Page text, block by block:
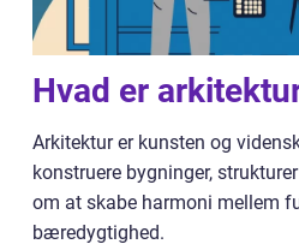
Hvad er
Arkitektur er kunsten og
konstruere bygninger,
om at skabe harmoni mellem
bæredygtighed.